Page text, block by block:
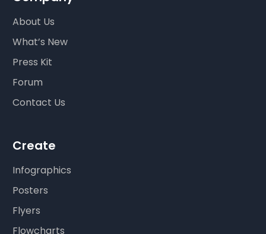
About Us
What’s New
Press Kit
Forum
Contact Us
Create
Infographics
Posters
Flyers
Flowcharts